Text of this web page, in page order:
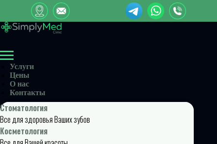
Услуги
Цены
О нас
Контакты
Стоматология
Все для здоровья Ваших зубов
Косметология